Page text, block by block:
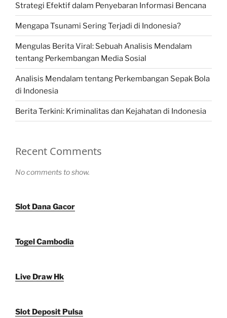
Strategi Efektif dalam Penyebaran Informasi Bencana
Mengapa Tsunami Sering Terjadi di Indonesia?
Mengulas Berita Viral: Sebuah Analisis Mendalam
tentang Perkembangan Media Sosial
Analisis Mendalam tentang Perkembangan Sepak Bola
di Indonesia
Berita Terkini: Kriminalitas dan Kejahatan di Indonesia
Recent Comments
No comments to show.
Slot Dana Gacor
Togel Cambodia
Live Draw Hk
Slot Deposit Pulsa